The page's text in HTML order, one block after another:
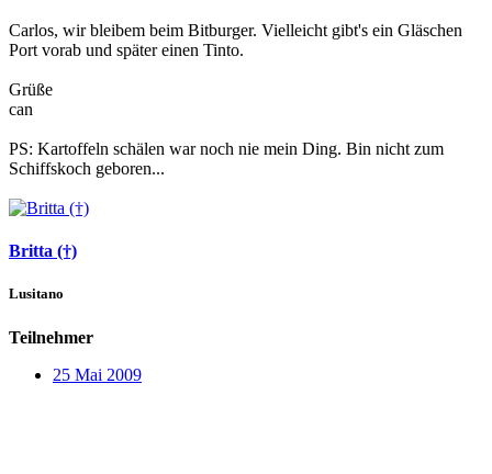
Carlos, wir bleibem beim Bitburger. Vielleicht gibt's ein Gläschen
Port vorab und später einen Tinto.
Grüße
can
PS: Kartoffeln schälen war noch nie mein Ding. Bin nicht zum
Schiffskoch geboren...
Britta (†)
Lusitano
Teilnehmer
25 Mai 2009